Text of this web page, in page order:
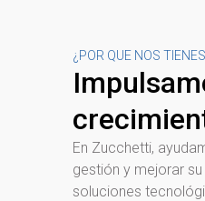
¿POR QUE NOS
En Zucchetti,
gestión y mejorar
soluciones